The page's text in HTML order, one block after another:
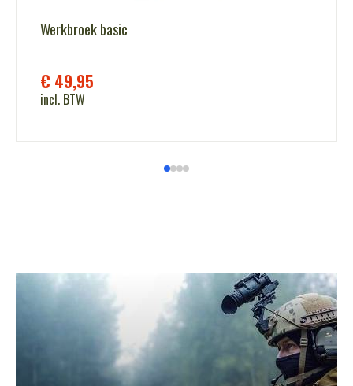
Werkbroek basic
€ 49,95
incl. BTW